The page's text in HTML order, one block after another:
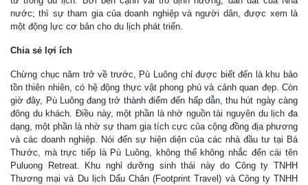
nước; thì sự tham gia của doanh nghiệp và người dân, được xem là
một động lực cơ bản cho du lịch phát triển.
Chia sẻ lợi ích
Chừng chục năm trở về trước, Pù Luông chỉ được biết đến là khu bảo
tồn thiên nhiên, có hệ động thực vật phong phú và cảnh quan đẹp. Còn
giờ đây, Pù Luông đang trở thành điểm đến hấp dẫn, thu hút ngày càng
đông du khách. Điều này, một phần là nhờ nguồn tài nguyên du lịch đa
dạng, một phần là nhờ sự tham gia tích cực của cộng đồng địa phương
và các doanh nghiệp. Nói đến sự hiện diện của các nhà đầu tư tại Bá
Thước, mà trực tiếp là Pù Luông, không thể không nhắc đến cái tên
Puluong Retreat. Khu nghỉ dưỡng sinh thái này do Công ty TNHH
Thương mại và Du lịch Dấu Chân (Footprint Travel) và Công ty TNHH